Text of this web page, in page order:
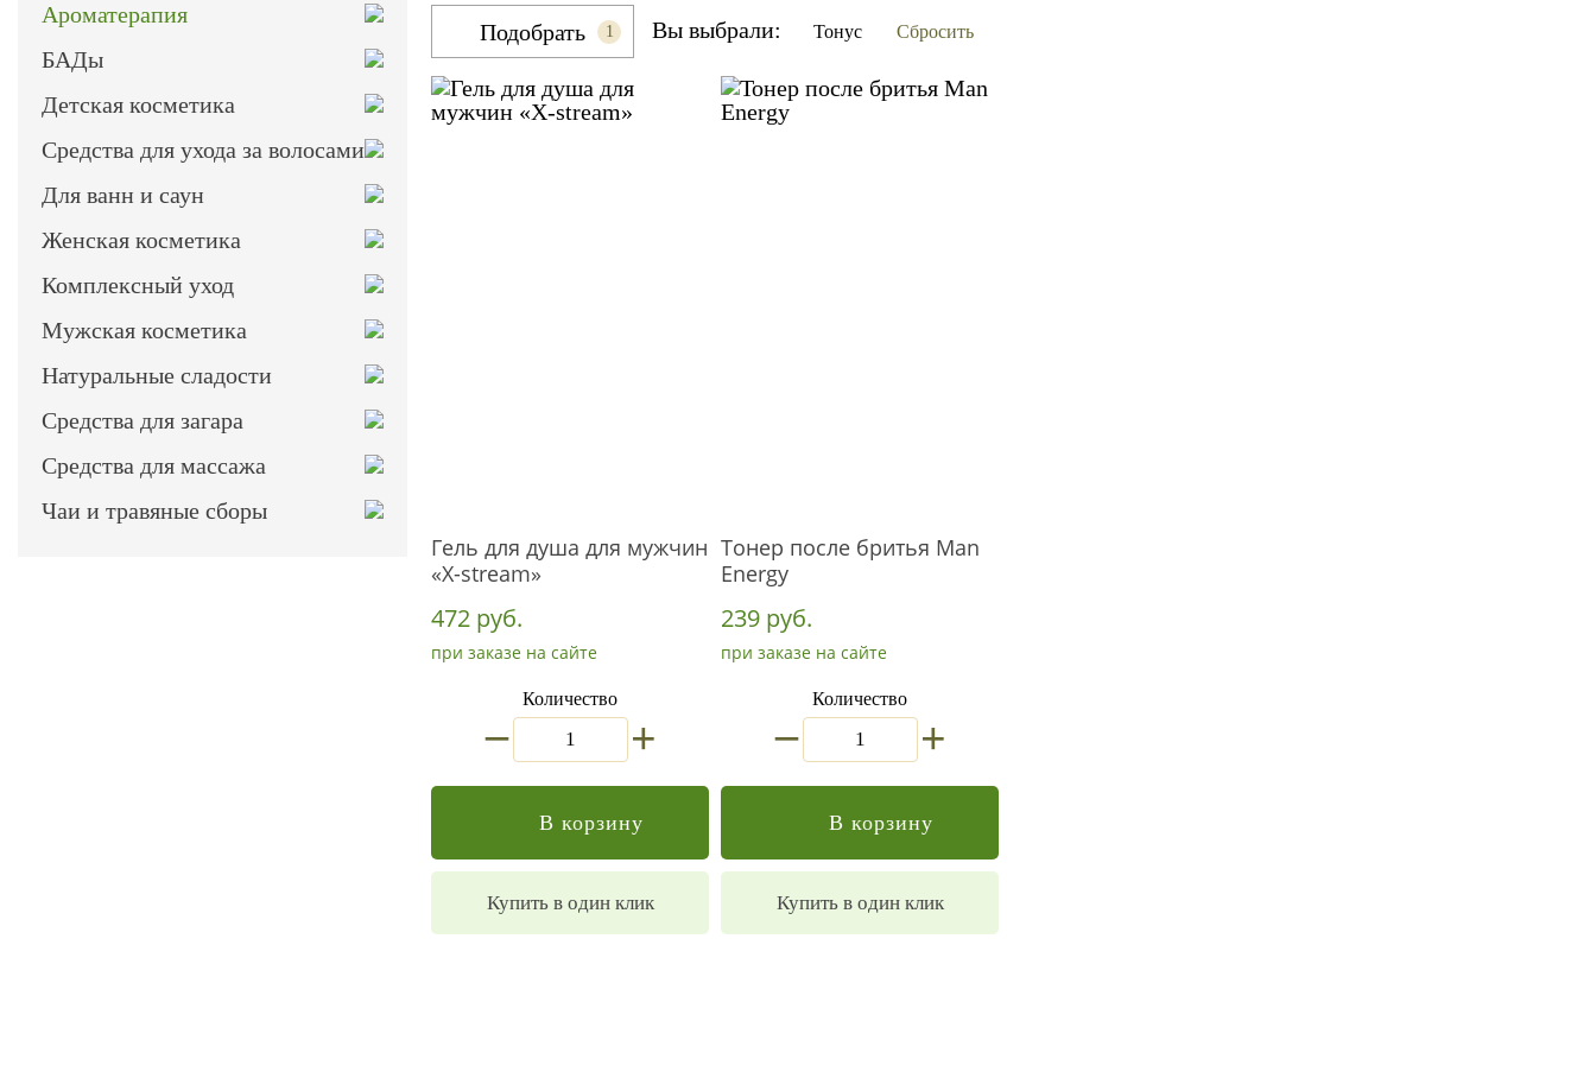
Ароматерапия
БАДы
Детская косметика
Средства для ухода за волосами
Для ванн и саун
Женская косметика
Комплексный уход
Мужская косметика
Натуральные сладости
Средства для загара
Средства для массажа
Чаи и травяные сборы
Подобрать 1 Вы выбрали: Тонус Сбросить
Гель для душа для мужчин
«X-stream»
472 руб.
при заказе на сайте
Количество
+
В корзину
Купить в один клик
Тонер после бритья Man
Energy
239 руб.
при заказе на сайте
Количество
+
В корзину
Купить в один клик